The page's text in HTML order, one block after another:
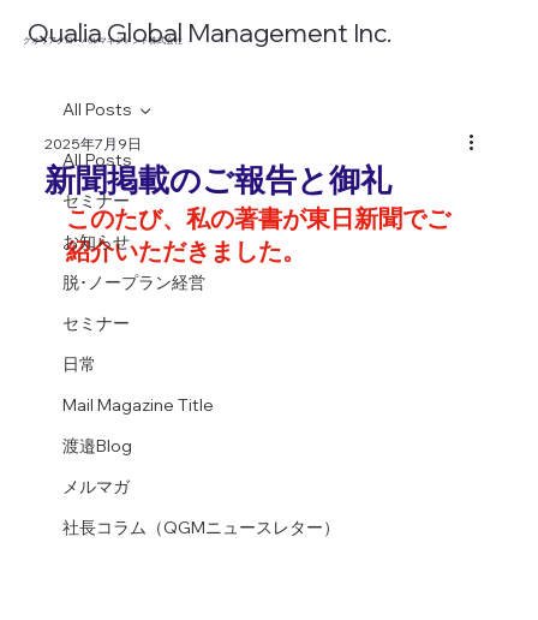
​クオリアグローバルマネジメント株式会社
​Qualia Global Management Inc.
All Posts
セミナー
お知らせ
脱･ノープラン経営
セミナー
日常
Mail Magazine Title
渡邉Blog
メルマガ
社長コラム（QGMニュースレター）
All Posts
新聞掲載のご報告と御礼
2025年7月9日
このたび、私の著書が東日新聞でご
紹介いただきました。